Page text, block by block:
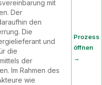
mit
Der
den
Die
und
die
der
Im Rahmen des
wie
Prozess
öffnen
→